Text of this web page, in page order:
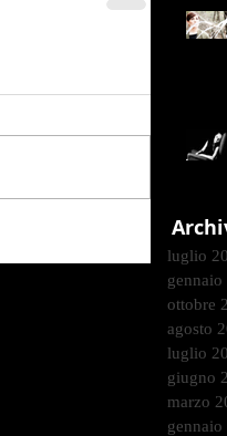
luglio
gennaio
ottobre
agosto
luglio
giugno
marzo
gennaio